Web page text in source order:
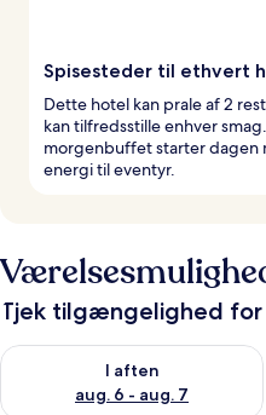
Spisesteder til ethvert
Dette hotel kan prale af 2
kan tilfredsstille enhver
morgenbuffet starter dagen
energi til eventyr.
Tjek tilgængelighed
I aften
aug. 6 - aug. 7
Tjek tilgængelighed for i aften